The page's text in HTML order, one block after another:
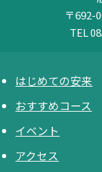
〒692-
TEL
はじめての安来
おすすめコース
イベント
アクセス